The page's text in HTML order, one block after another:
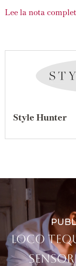
Lee la nota
Style Hunter
Loco